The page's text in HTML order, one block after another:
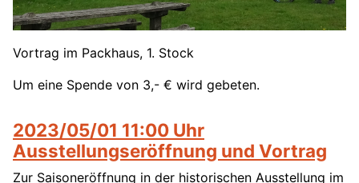
Vortrag im Packhaus, 1. Stock
Um eine Spende von 3,- € wird gebeten.
2023/05/01 11:00 Uhr
Ausstellungseröffnung und Vortrag
Zur Saisoneröffnung in der historischen Ausstellung im